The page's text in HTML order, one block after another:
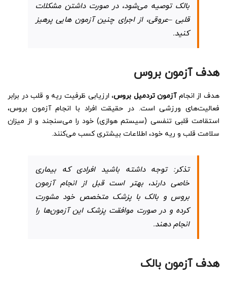
بالک توصیه می‌شود، در صورت داشتن مشکلات
قلبی –عروقی، از اجرای چنین آزمون هایی پرهیز
کنید.
هدف آزمون بروس
هدف از انجامآزمون تردمیل بروس، ارزیابی ظرفیت ریه و قلب در برابر
فعالیت‌های ورزشی است. در حقیقت افراد با انجام آزمون بروس،
استقامت قلبی تنفسی (سیستم هوازی) خود را می‌سنجند و از میزان
سلامت قلب و ریه خود، اطلاعات بیشتری کسب می‌کنند.
تذکر: توجه داشته باشید افرادی که بیماری
خاصی دارند، بهتر است قبل از انجام آزمون
بروس و بالک با پزشک متخصص خود مشورت
کرده و در صورت موافقت پزشک این آزمون‌ها را
انجام دهند.
هدف آزمون بالک